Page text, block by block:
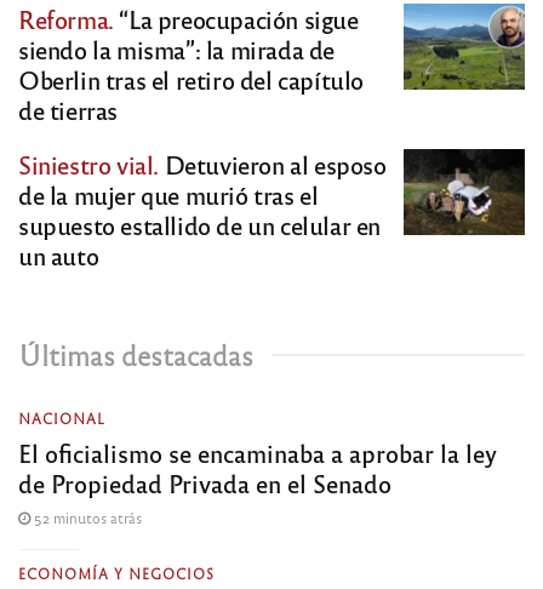
Reforma. “La preocupación sigue
siendo la misma”: la mirada de
Oberlin tras el retiro del capítulo
de tierras
Siniestro vial. Detuvieron al esposo
de la mujer que murió tras el
supuesto estallido de un celular en
un auto
Últimas destacadas
NACIONAL
El oficialismo se encaminaba a aprobar la ley
de Propiedad Privada en el Senado
52 minutos atrás
ECONOMÍA Y NEGOCIOS